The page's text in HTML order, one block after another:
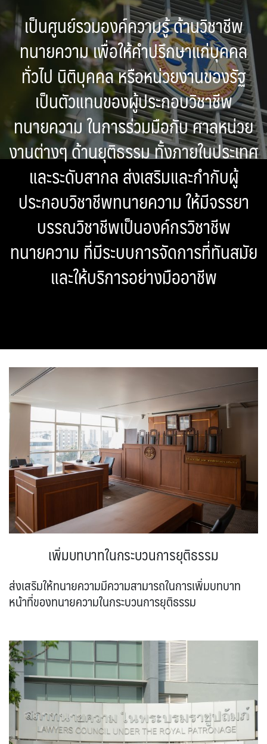
เป็นศูนย์รวมองค์ความรู้ ด้านวิชาชีพ
ทนายความ เพื่อให้คำปรึกษาแก่บุคคล
ทั่วไป นิติบุคคล หรือหน่วยงานของรัฐ
เป็นตัวแทนของผู้ประกอบวิชาชีพ
ทนายความ ในการร่วมมือกับ ศาลหน่วย
งานต่างๆ ด้านยุติธรรม ทั้งภายในประเทศ
และระดับสากล ส่งเสริมและกำกับผู้
ประกอบวิชาชีพทนายความ ให้มีจรรยา
บรรณวิชาชีพเป็นองค์กรวิชาชีพ
ทนายความ ที่มีระบบการจัดการที่ทันสมัย
และให้บริการอย่างมืออาชีพ
เพิ่มบทบาทในกระบวนการยุติธรรม
ส่งเสริมให้ทนายความมีความสามารถในการเพิ่มบทบาท
หน้าที่ของทนายความในกระบวนการยุติธรรม